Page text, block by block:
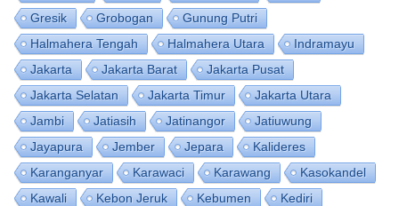
Gresik
Grobogan
Gunung Putri
Halmahera Tengah
Halmahera Utara
Indramayu
Jakarta
Jakarta Barat
Jakarta Pusat
Jakarta Selatan
Jakarta Timur
Jakarta Utara
Jambi
Jatiasih Jatinangor
Jatiuwung
Jayapura
Jember Jepara
Kalideres
Karanganyar
Karawaci Karawang
Kasokandel
Kawali
Kebon Jeruk Kebumen
Kediri